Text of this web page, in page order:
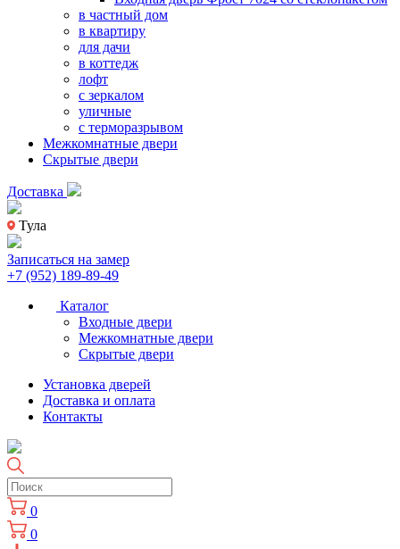
в частный дом
в квартиру
для дачи
в коттедж
лофт
с зеркалом
уличные
с терморазрывом
Межкомнатные двери
Скрытые двери
Доставка
Тула
Записаться на замер
+7 (952) 189-89-49
Каталог
Входные двери
Межкомнатные двери
Скрытые двери
Установка дверей
Доставка и оплата
Контакты
0
0